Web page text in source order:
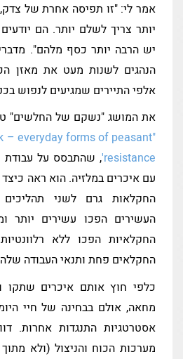
אמר לי: "זו תפיסה אחרת של
יותר צריך לשלם יותר. הם
יש הרבה יותר כסף מלהם".
הנהגים לשנות מעט את מאזן
אלפי התיירים שמגיעים לנפוש
את המושג "נשקם של החלשים"
– everyday forms of peasant
resistance', שהתבסס על
עם איכרים במלזיה. הוא ראה כיצד
החקלאות גרם לשני
העשירים הפכו עשירים יותר
החקלאיות הפכו ללא
החקלאים פחת ותנאי העבודה
כלפי חוץ אותם איכרים שתקו
מחאה, אולם בבחינה של חיי
אסטרטגיות התנגדות אחרות.
מערכות הכוח והניצול (ולא